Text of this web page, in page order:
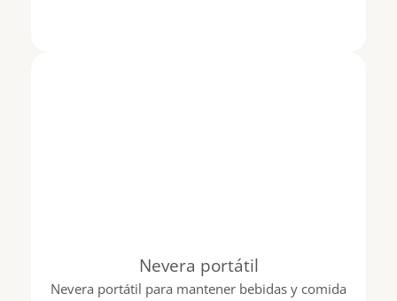
Nevera portátil
Nevera portátil para mantener bebidas y comida